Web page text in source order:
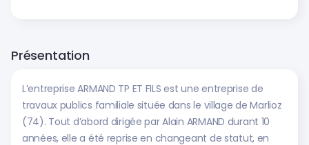
Présentation
L’entreprise ARMAND TP ET FILS est une entreprise de
travaux publics familiale située dans le village de Marlioz
(74). Tout d’abord dirigée par Alain ARMAND durant 10
années, elle a été reprise en changeant de statut, en